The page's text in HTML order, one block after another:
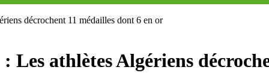
décrochent 11 médailles dont 6 en or
athlètes Algériens